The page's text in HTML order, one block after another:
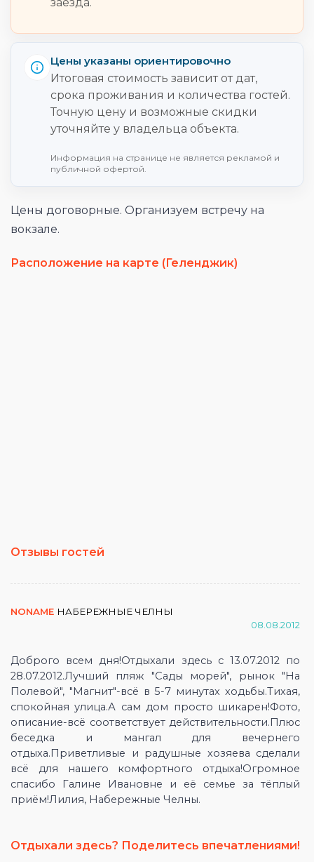
Цены указаны ориентировочно
Итоговая стоимость зависит от дат,
срока проживания и количества гостей.
Точную цену и возможные скидки
уточняйте у владельца объекта.
Информация на странице не является рекламой и
публичной офертой.
Цены договорные. Организуем встречу на
вокзале.
Расположение на карте (Геленджик)
Отзывы гостей
NONAME НАБЕРЕЖНЫЕ ЧЕЛНЫ
08.08.2012
Доброго всем дня!Отдыхали здесь с 13.07.2012 по
28.07.2012.Лучший пляж "Сады морей", рынок "На
Полевой", "Магнит"-всё в 5-7 минутах ходьбы.Тихая,
спокойная улица.А сам дом просто шикарен!Фото,
описание-всё соответствует действительности.Плюс
беседка и мангал для вечернего
отдыха.Приветливые и радушные хозяева сделали
всё для нашего комфортного отдыха!Огромное
спасибо Галине Ивановне и её семье за тёплый
приём!Лилия, Набережные Челны.
Отдыхали здесь? Поделитесь впечатлениями!